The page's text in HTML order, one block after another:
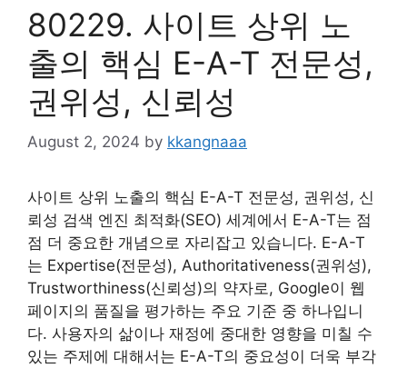
80229. 사이트 상위 노
출의 핵심 E-A-T 전문성,
권위성, 신뢰성
August 2, 2024 by kkangnaaa
사이트 상위 노출의 핵심 E-A-T 전문성, 권위성, 신
뢰성 검색 엔진 최적화(SEO) 세계에서 E-A-T는 점
점 더 중요한 개념으로 자리잡고 있습니다. E-A-T
는 Expertise(전문성), Authoritativeness(권위성),
Trustworthiness(신뢰성)의 약자로, Google이 웹
페이지의 품질을 평가하는 주요 기준 중 하나입니
다. 사용자의 삶이나 재정에 중대한 영향을 미칠 수
있는 주제에 대해서는 E-A-T의 중요성이 더욱 부각